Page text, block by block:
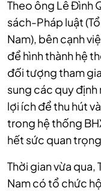
Theo ông Lê Đình
sách-Pháp luật
Nam), bên cạnh
để hình thành hệ
đối tượng tham
sung các quy
lợi ích để thu hút
trong hệ thống
hết sức quan
Thời gian vừa
Nam có tổ chức